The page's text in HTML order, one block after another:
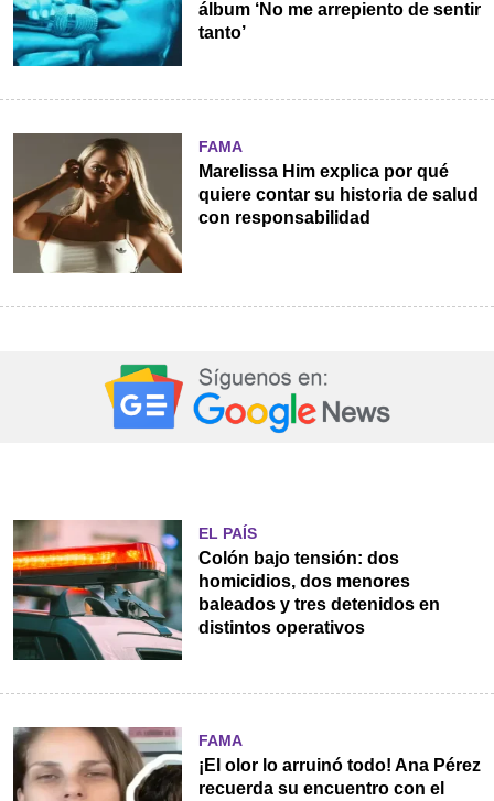
álbum ‘No me arrepiento de sentir
tanto’
FAMA
Marelissa Him explica por qué
quiere contar su historia de salud
con responsabilidad
EL PAÍS
Colón bajo tensión: dos
homicidios, dos menores
baleados y tres detenidos en
distintos operativos
FAMA
¡El olor lo arruinó todo! Ana Pérez
recuerda su encuentro con el